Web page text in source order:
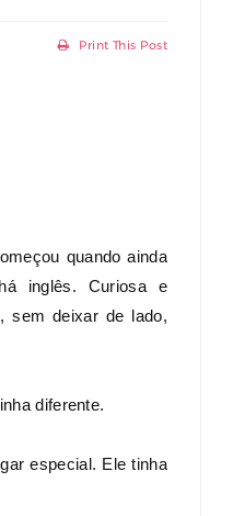
Print This Post
quando ainda
inglês. Curiosa e
sem deixar de lado,
diferente.
especial. Ele tinha